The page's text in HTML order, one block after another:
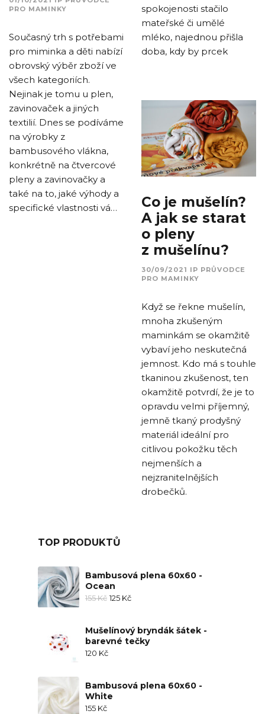
spokojenosti stačilo
mateřské či umělé
mléko, najednou přišla
doba, kdy by prcek
PRO MAMINKY
Současný trh s potřebami
pro miminka a děti nabízí
obrovský výběr zboží ve
všech kategoriích.
Nejinak je tomu u plen,
zavinovaček a jiných
textilií. Dnes se podíváme
na výrobky z
bambusového vlákna,
konkrétně na čtvercové
pleny a zavinovačky a
také na to, jaké výhody a
specifické vlastnosti vá…
Co je mušelín?
A jak se starat
o pleny
z mušelínu?
30/09/2021 IP PRŮVODCE
PRO MAMINKY
Když se řekne mušelín,
mnoha zkušeným
maminkám se okamžitě
vybaví jeho neskutečná
jemnost. Kdo má s touhle
tkaninou zkušenost, ten
okamžitě potvrdí, že je to
opravdu velmi příjemný,
jemně tkaný prodyšný
materiál ideální pro
citlivou pokožku těch
nejmenších a
nejzranitelnějších
drobečků.
TOP PRODUKTŮ
Bambusová plena 60x60 -
Ocean
155Kč 125 Kč
Mušelínový bryndák šátek -
barevné tečky
120 Kč
Bambusová plena 60x60 -
White
155 Kč